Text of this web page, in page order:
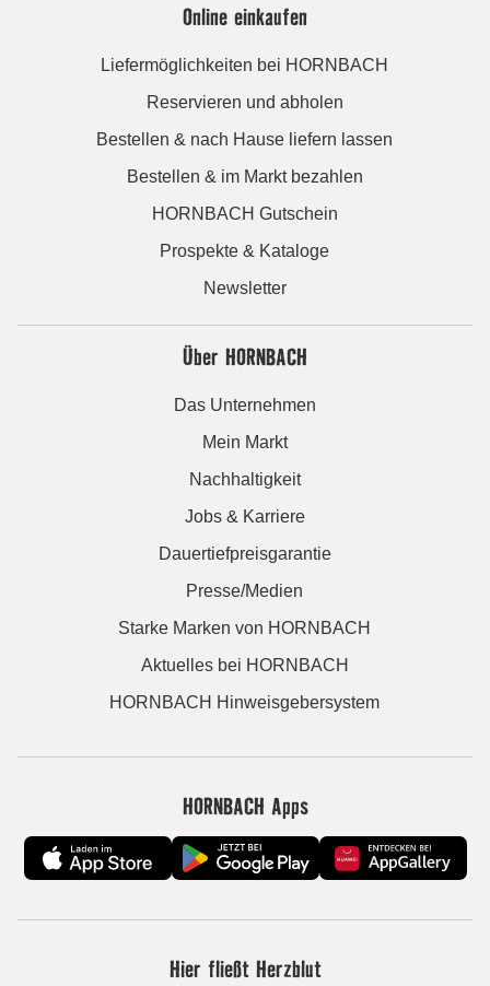
Online einkaufen
Liefermöglichkeiten bei HORNBACH
Reservieren und abholen
Bestellen & nach Hause liefern lassen
Bestellen & im Markt bezahlen
HORNBACH Gutschein
Prospekte & Kataloge
Newsletter
Über HORNBACH
Das Unternehmen
Mein Markt
Nachhaltigkeit
Jobs & Karriere
Dauertiefpreisgarantie
Presse/Medien
Starke Marken von HORNBACH
Aktuelles bei HORNBACH
HORNBACH Hinweisgebersystem
HORNBACH Apps
Hier fließt Herzblut